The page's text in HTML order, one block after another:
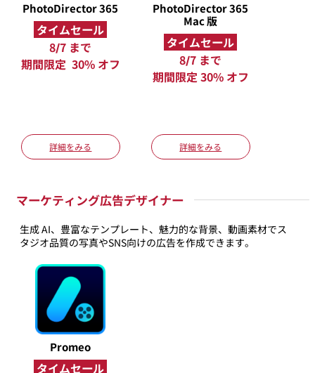
PhotoDirector 365
タイムセール
8/7 まで
期間限定 30% オフ
詳細をみる
PhotoDirector 365
Mac 版
タイムセール
8/7 まで
期間限定 30% オフ
詳細をみる
マーケティング広告デザイナー
生成 AI、豊富なテンプレート、魅力的な背景、動画素材でス
タジオ品質の写真やSNS向けの広告を作成できます。
Promeo
タイムセール